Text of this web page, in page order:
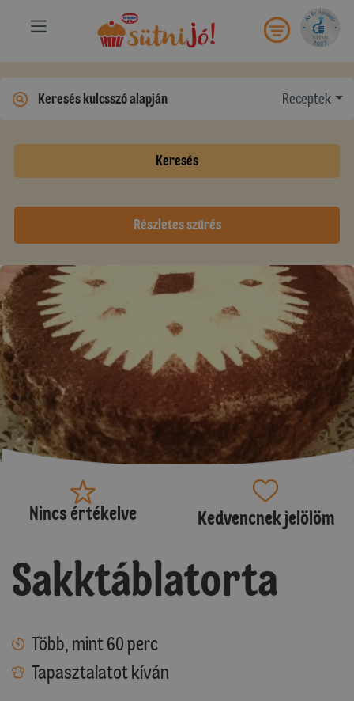
Receptek
Keresés
Részletes szűrés
Nincs értékelve Kedvencnek jelölöm
Sakktáblatorta
Több, mint 60 perc
Tapasztalatot kíván